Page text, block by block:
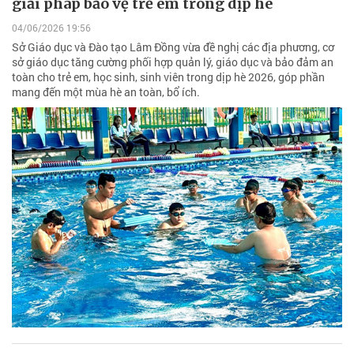
04/06/2026 19:56
Sở Giáo dục và Đào tạo Lâm Đồng vừa đề nghị các địa phương, cơ
sở giáo dục tăng cường phối hợp quản lý, giáo dục và bảo đảm an
toàn cho trẻ em, học sinh, sinh viên trong dịp hè 2026, góp phần
mang đến một mùa hè an toàn, bổ ích.